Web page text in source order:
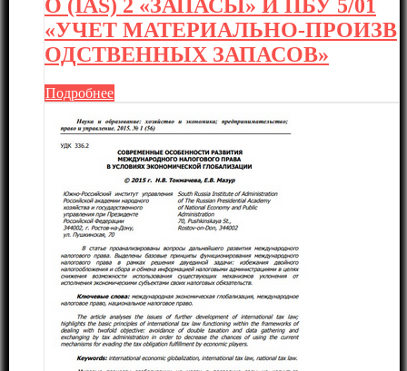
О (IAS) 2 «ЗАПАСЫ» И ПБУ 5/01
«УЧЕТ МАТЕРИАЛЬНО-ПРОИЗВ
ОДСТВЕННЫХ ЗАПАСОВ»
Подробнее